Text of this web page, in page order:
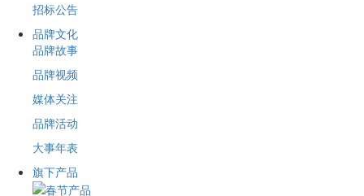
招标公告
品牌文化
品牌故事
品牌视频
媒体关注
品牌活动
大事年表
旗下产品